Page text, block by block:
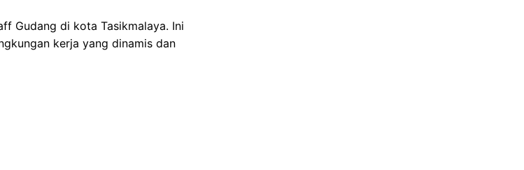
Gudang di kota Tasikmalaya. Ini
kerja yang dinamis dan